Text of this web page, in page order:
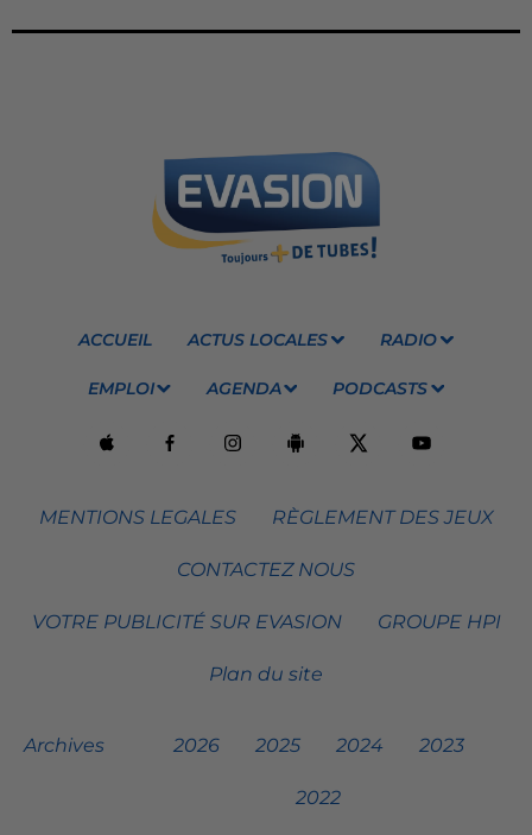
ACCUEIL ACTUS LOCALES RADIO
EMPLOI AGENDA PODCASTS
MENTIONS LEGALES RÈGLEMENT DES JEUX
CONTACTEZ NOUS
VOTRE PUBLICITÉ SUR EVASION GROUPE HPI
Plan du site
Archives 2026 2025 2024 2023
2022